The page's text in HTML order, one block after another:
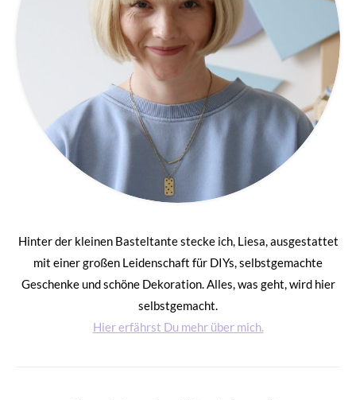
Hinter der kleinen Basteltante stecke ich, Liesa, ausgestattet
mit einer großen Leidenschaft für DIYs, selbstgemachte
Geschenke und schöne Dekoration. Alles, was geht, wird hier
selbstgemacht.
Hier erfährst Du mehr über mich.